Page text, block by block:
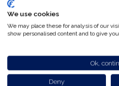
Snelheid en
maar blinkt ook uit op het
scherm is aanzienlijk versneld
We use cookies
We may place these for analysis of our
show personalised content and to give
Ok,
Deny